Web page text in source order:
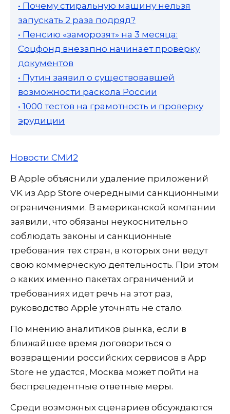
• Почему стиральную машину нельзя
запускать 2 раза подряд?
• Пенсию «заморозят» на 3 месяца:
Соцфонд внезапно начинает проверку
документов
• Путин заявил о существовавшей
возможности раскола России
• 1000 тестов на грамотность и проверку
эрудиции
Новости СМИ2
В Apple объяснили удаление приложений
VK из App Store очередными санкционными
ограничениями. В американской компании
заявили, что обязаны неукоснительно
соблюдать законы и санкционные
требования тех стран, в которых они ведут
свою коммерческую деятельность. При этом
о каких именно пакетах ограничений и
требованиях идет речь на этот раз,
руководство Apple уточнять не стало.
По мнению аналитиков рынка, если в
ближайшее время договориться о
возвращении российских сервисов в App
Store не удастся, Москва может пойти на
беспрецедентные ответные меры.
Среди возможных сценариев обсуждаются